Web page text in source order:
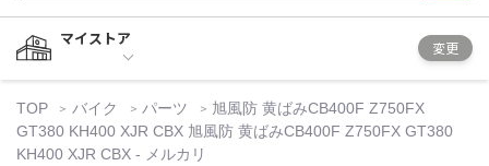
マイストア
変更
TOP バイク パーツ
旭風防 黄ばみCB400F Z750FX
GT380 KH400 XJR CBX 旭風防 黄ばみCB400F Z750FX GT380
KH400 XJR CBX - メルカリ